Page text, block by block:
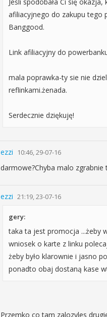
afiliacyjnego do zakupu tego
Banggood.
Link afiliacyjny do
mala poprawka-ty sie nie
reflinkami.żenada.
Serdecznie dziękuję!
ezzi 10:46, 29-07-16
darmowe?Chyba malo
ezzi 21:19, 23-07-16
gery:
taka ta jest promocja ...żeby
wniosek o karte z linku
żeby było klarownie i jasno
ponadto obaj dostaną kase
Przemko co tam zalozyles